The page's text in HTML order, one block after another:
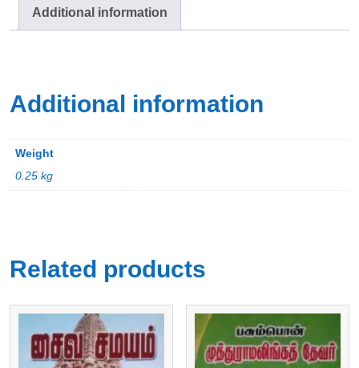
Additional information
Additional information
Weight
0.25 kg
Related products